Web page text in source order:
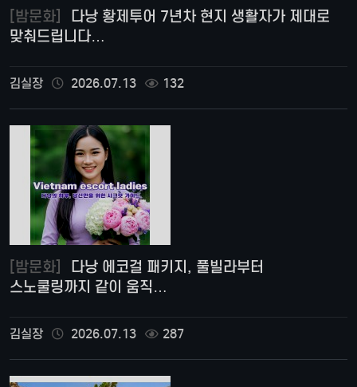
[밤문화]
맞춰드립니다…
김실장 2026.07.13 132
[밤문화]
스노쿨링까지 같이 움직…
김실장 2026.07.13 287